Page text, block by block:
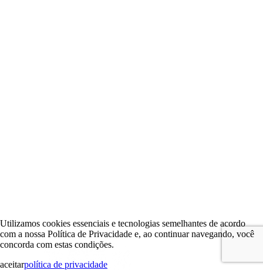
Utilizamos cookies essenciais e tecnologias semelhantes de acordo
com a nossa Política de Privacidade e, ao continuar navegando, você
concorda com estas condições.
aceitarpolítica de privacidade